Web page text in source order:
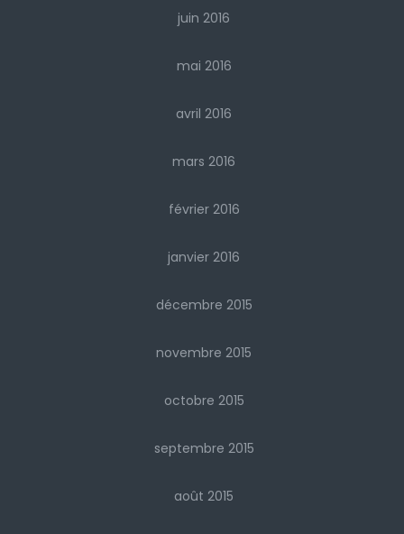
juin 2016
mai 2016
avril 2016
mars 2016
février 2016
janvier 2016
décembre 2015
novembre 2015
octobre 2015
septembre 2015
août 2015